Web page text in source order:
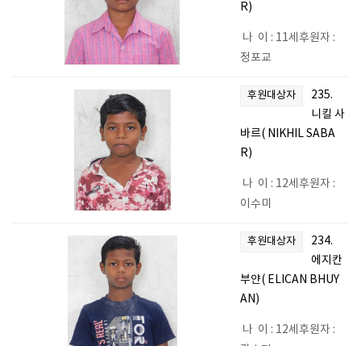
R)
나 이 : 11세후원자 :
정포교
후원대상자
235.
니킬 사
바르( NIKHIL SABA
R)
나 이 : 12세후원자 :
이수미
후원대상자
234.
에지칸
부얀( ELICAN BHUY
AN)
나 이 : 12세후원자 :